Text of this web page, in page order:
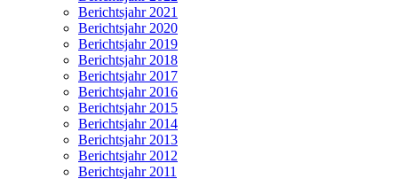
Berichtsjahr 2021
Berichtsjahr 2020
Berichtsjahr 2019
Berichtsjahr 2018
Berichtsjahr 2017
Berichtsjahr 2016
Berichtsjahr 2015
Berichtsjahr 2014
Berichtsjahr 2013
Berichtsjahr 2012
Berichtsjahr 2011